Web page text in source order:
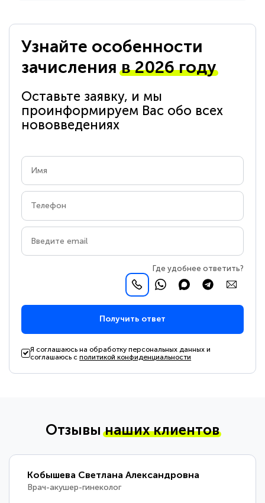
Узнайте особенности
зачисленияв 2026 году
Оставьте заявку, и мы
проинформируем Вас обо всех
нововведениях
Где удобнее ответить?
Получить ответ
Я соглашаюсь на обработку персональных данных и
соглашаюсь сполитикой конфиденциальности
Отзывынаших клиентов
Кобышева Светлана Александровна
Врач-акушер-гинеколог